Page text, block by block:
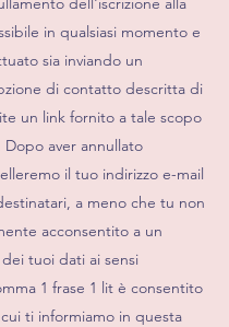
in qualsiasi momento e
sia inviando un
di contatto descritta di
un link fornito a tale scopo
Dopo aver annullato
il tuo indirizzo e-mail
a meno che tu non
acconsentito a un
tuoi dati ai sensi
1 frase 1 lit è consentito
ti informiamo in questa